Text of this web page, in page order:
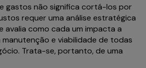
gastos não significa cortá-los por
requer uma análise estratégica
avalia como cada um impacta a
e viabilidade de todas
Trata-se, portanto, de uma